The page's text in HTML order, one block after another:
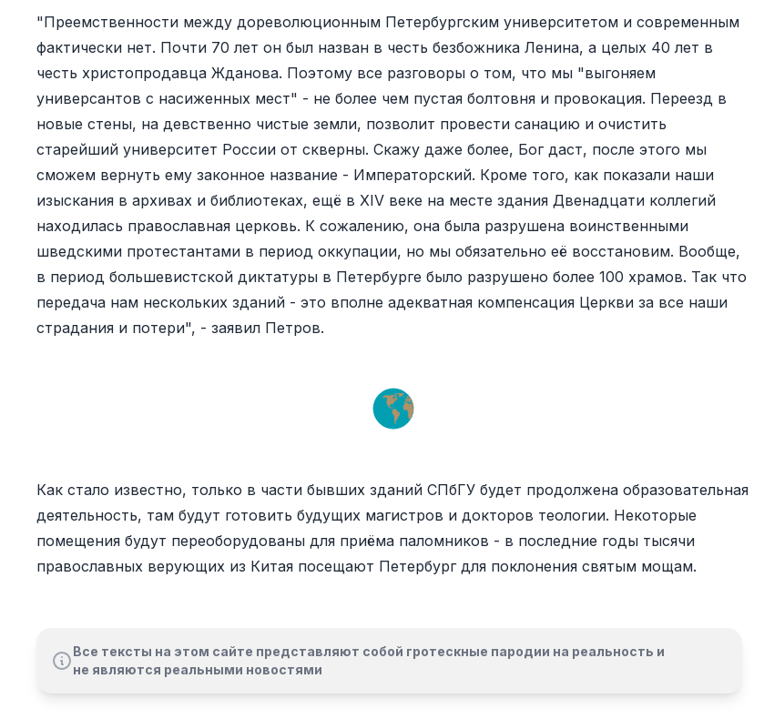
"Преемственности между дореволюционным Петербургским университетом и современным
фактически нет. Почти 70 лет он был назван в честь безбожника Ленина, а целых 40 лет в
честь христопродавца Жданова. Поэтому все разговоры о том, что мы "выгоняем
универсантов с насиженных мест" - не более чем пустая болтовня и провокация. Переезд в
новые стены, на девственно чистые земли, позволит провести санацию и очистить
старейший университет России от скверны. Скажу даже более, Бог даст, после этого мы
сможем вернуть ему законное название - Императорский. Кроме того, как показали наши
изыскания в архивах и библиотеках, ещё в XIV веке на месте здания Двенадцати коллегий
находилась православная церковь. К сожалению, она была разрушена воинственными
шведскими протестантами в период оккупации, но мы обязательно её восстановим. Вообще,
в период большевистской диктатуры в Петербурге было разрушено более 100 храмов. Так что
передача нам нескольких зданий - это вполне адекватная компенсация Церкви за все наши
страдания и потери", - заявил Петров.
Как стало известно, только в части бывших зданий СПбГУ будет продолжена образовательная
деятельность, там будут готовить будущих магистров и докторов теологии. Некоторые
помещения будут переоборудованы для приёма паломников - в последние годы тысячи
православных верующих из Китая посещают Петербург для поклонения святым мощам.
Все тексты на этом сайте представляют собой гротескные пародии на реальность и
не являются реальными новостями